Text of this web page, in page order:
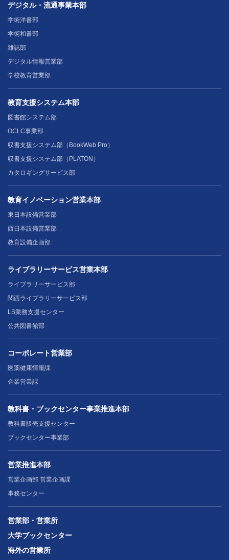
デジタル・流通事業本部
学術洋書部
学術和書部
雑誌部
デジタル情報営業部
学校教育営業部
教育支援システム本部
図書館システム部
OCLC事業部
収書支援システム部（BookWeb Pro）
収書支援システム部（PLATON）
カタロギングサービス部
教育イノベーション営業本部
東日本設備営業部
西日本設備営業部
教育設備企画部
ライブラリーサービス営業本部
ライブラリーサービス部
関西ライブラリーサービス部
LS業務支援センター
公共図書館部
コーポレート営業部
医薬健康情報課
企業営業課
教科書・ブックセンター事業推進本部
教科書販売支援センター
ブックセンター事業部
営業推進本部
営業企画部 営業企画課
事務センター
営業部・営業所
大学ブックセンター
海外の営業所